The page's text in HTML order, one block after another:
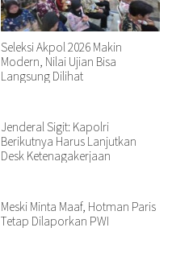
Seleksi Akpol 2026 Makin
Modern, Nilai Ujian Bisa
Langsung Dilihat
Jenderal Sigit: Kapolri
Berikutnya Harus Lanjutkan
Desk Ketenagakerjaan
Meski Minta Maaf, Hotman Paris
Tetap Dilaporkan PWI